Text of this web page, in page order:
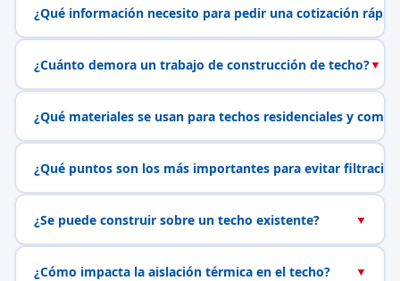
¿Qué información necesito para pedir una cotización
¿Cuánto demora un trabajo de construcción de techo?▼
¿Qué materiales se usan para techos residenciales y
¿Qué puntos son los más importantes para evitar
¿Se puede construir sobre un techo existente? ▼
¿Cómo impacta la aislación térmica en el techo? ▼